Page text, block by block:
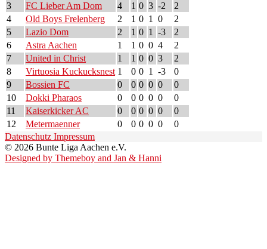
3
FC Lieber Am Dom 4 1 0 3 -2
2
4
Old Boys Frelenberg 2 1 0 1 0
2
5
Lazio Dom 2 1 0 1 -3
2
6
Astra Aachen 1 1 0 0 4
2
7
United in Christ 1 1 0 0 3
2
8
Virtuosia Kuckucksnest 1 0 0 1 -3
0
9
Bossien FC 0 0 0 0 0
0
10
Dokki Pharaos 0 0 0 0 0
0
11
Kaiserkicker AC 0 0 0 0 0
0
12
Metermaenner 0 0 0 0 0
0
Datenschutz Impressum
© 2026 Bunte Liga Aachen e.V.
Designed by Themeboy and Jan & Hanni